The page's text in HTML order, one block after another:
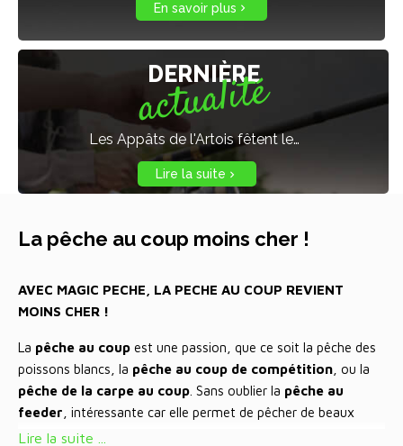
En savoir plus 
DERNIÈRE
actualité Les Appâts de l'Artois fêtent leurs 15 ans et les clients de Magic Pêche vont en profiter également !
Lire la suite 
La pêche au coup moins cher !
AVEC MAGIC PECHE, LA PECHE AU COUP REVIENT
MOINS CHER !
La pêche au coup est une passion, que ce soit la pêche des
poissons blancs, la pêche au coup de compétition , ou la
pêche de la carpe au coup . Sans oublier la pêche au
feeder , intéressante car elle permet de pêcher de beaux
poissons comme les carpes, les barbeaux, les tanches, les
Lire la suite ...